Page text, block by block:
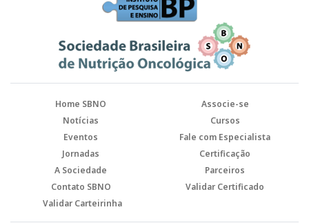
Home SBNO
Associe-se
Notícias
Cursos
Eventos
Fale com Especialista
Jornadas
Certificação
A Sociedade
Parceiros
Contato SBNO
Validar Certificado
Validar Carteirinha